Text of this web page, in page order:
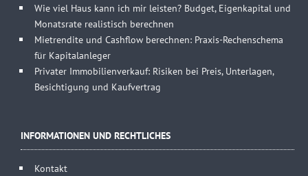
Wie viel Haus kann ich mir leisten? Budget, Eigenkapital und
Monatsrate realistisch berechnen
Mietrendite und Cashflow berechnen: Praxis-Rechenschema
für Kapitalanleger
Privater Immobilienverkauf: Risiken bei Preis, Unterlagen,
Besichtigung und Kaufvertrag
INFORMATIONEN UND RECHTLICHES
Kontakt